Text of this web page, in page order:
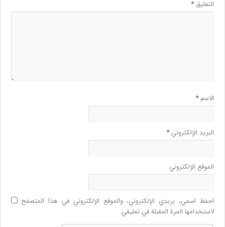
التعليق*
الاسم*
البريد الإلكتروني*
الموقع الإلكتروني
احفظ اسمي، بريدي الإلكتروني، والموقع الإلكتروني في هذا المتصفح
لاستخدامها المرة المقبلة في تعليقي.